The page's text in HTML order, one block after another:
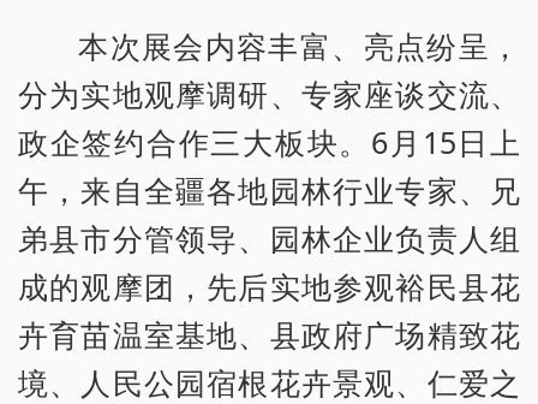
本次展会内容丰富、亮点纷呈，
分为实地观摩调研、专家座谈交流、
政企签约合作三大板块。6月15日上
午，来自全疆各地园林行业专家、兄
弟县市分管领导、园林企业负责人组
成的观摩团，先后实地参观裕民县花
卉育苗温室基地、县政府广场精致花
境、人民公园宿根花卉景观、仁爱之